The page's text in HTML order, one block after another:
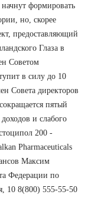
формировать
но, скорее
предоставляющий
Глаза в
Советом
в силу до 10
Совета директоров
пятый
и слабого
200 -
Pharmaceuticals
Максим
Федерации по
10 8(800) 555-55-50